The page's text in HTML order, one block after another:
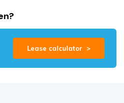
Lease calculator >